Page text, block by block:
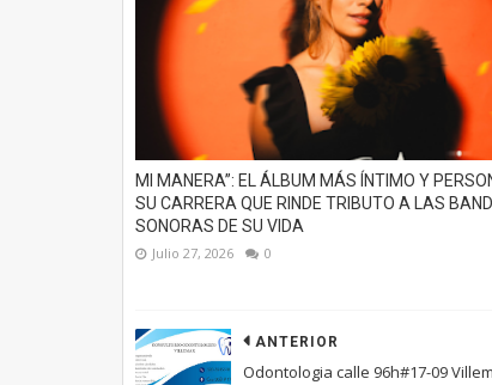
MI MANERA”: EL ÁLBUM MÁS ÍNTIMO Y
SU CARRERA QUE RINDE TRIBUTO A LAS
SONORAS DE SU VIDA
Julio 27, 2026 0
ANTERIOR
Odontologia calle 96h#17-09